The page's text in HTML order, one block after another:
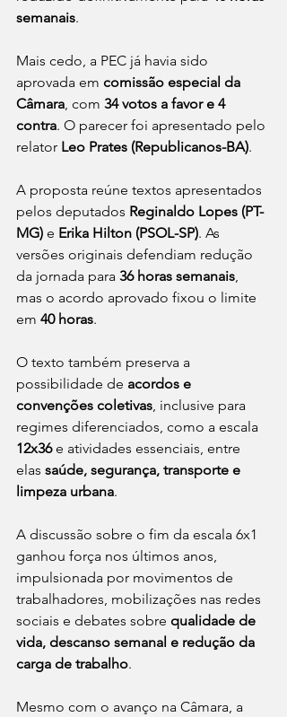
semanais.
Mais cedo, a PEC já havia sido
aprovada em comissão especial da
Câmara, com 34 votos a favor e 4
contra. O parecer foi apresentado pelo
relator Leo Prates (Republicanos-BA).
A proposta reúne textos apresentados
pelos deputados Reginaldo Lopes (PT-
MG) e Erika Hilton (PSOL-SP). As
versões originais defendiam redução
da jornada para 36 horas semanais,
mas o acordo aprovado fixou o limite
em 40 horas.
O texto também preserva a
possibilidade de acordos e
convenções coletivas, inclusive para
regimes diferenciados, como a escala
12x36 e atividades essenciais, entre
elas saúde, segurança, transporte e
limpeza urbana.
A discussão sobre o fim da escala 6x1
ganhou força nos últimos anos,
impulsionada por movimentos de
trabalhadores, mobilizações nas redes
sociais e debates sobre qualidade de
vida, descanso semanal e redução da
carga de trabalho.
Mesmo com o avanço na Câmara, a